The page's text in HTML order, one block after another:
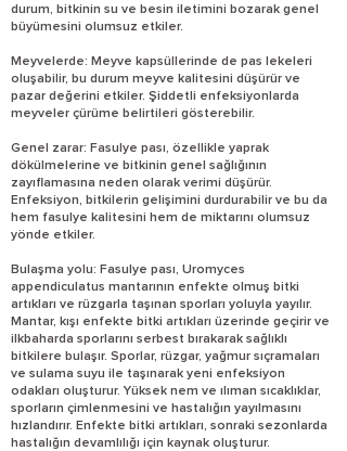
durum, bitkinin su ve besin iletimini bozarak genel
büyümesini olumsuz etkiler.
Meyvelerde: Meyve kapsüllerinde de pas lekeleri
oluşabilir, bu durum meyve kalitesini düşürür ve
pazar değerini etkiler. Şiddetli enfeksiyonlarda
meyveler çürüme belirtileri gösterebilir.
Genel zarar: Fasulye pası, özellikle yaprak
dökülmelerine ve bitkinin genel sağlığının
zayıflamasına neden olarak verimi düşürür.
Enfeksiyon, bitkilerin gelişimini durdurabilir ve bu da
hem fasulye kalitesini hem de miktarını olumsuz
yönde etkiler.
Bulaşma yolu: Fasulye pası, Uromyces
appendiculatus mantarının enfekte olmuş bitki
artıkları ve rüzgarla taşınan sporları yoluyla yayılır.
Mantar, kışı enfekte bitki artıkları üzerinde geçirir ve
ilkbaharda sporlarını serbest bırakarak sağlıklı
bitkilere bulaşır. Sporlar, rüzgar, yağmur sıçramaları
ve sulama suyu ile taşınarak yeni enfeksiyon
odakları oluşturur. Yüksek nem ve ılıman sıcaklıklar,
sporların çimlenmesini ve hastalığın yayılmasını
hızlandırır. Enfekte bitki artıkları, sonraki sezonlarda
hastalığın devamlılığı için kaynak oluşturur.